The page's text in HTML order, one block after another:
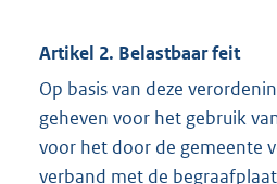
Artikel 2. Belastbaar feit
Op basis van deze
geheven voor het gebruik
voor het door de gemeente
verband met de